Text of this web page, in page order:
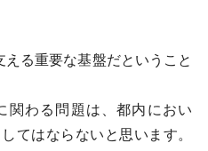
る重要な基盤だということ
わる問題は、都内におい
てはならないと思います。